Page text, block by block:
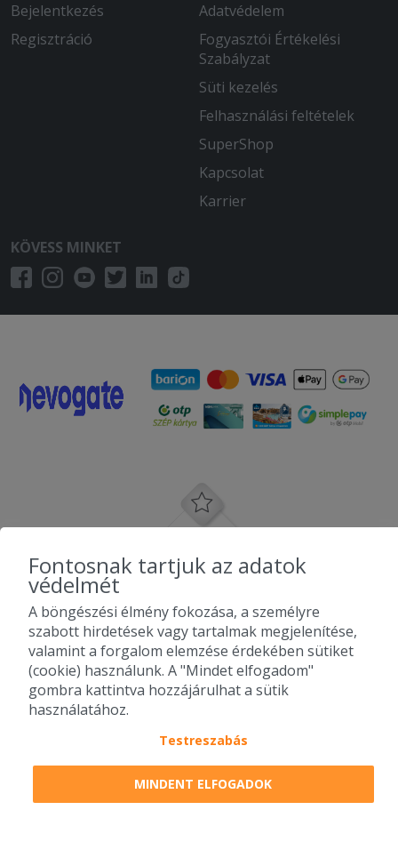
Bejelentkezés
Regisztráció
Adatvédelem
Fogyasztói Értékelési
Szabályzat
Süti kezelés
Felhasználási feltételek
SuperShop
Kapcsolat
Karrier
KÖVESS MINKET
2010-2026 Copyright - Falatozz.hu - Diston-line Kft.
Fontosnak tartjuk az adatok
védelmét
A böngészési élmény fokozása, a személyre
szabott hirdetések vagy tartalmak megjelenítése,
valamint a forgalom elemzése érdekében sütiket
(cookie) használunk. A "Mindet elfogadom"
gombra kattintva hozzájárulhat a sütik
használatához.
Testreszabás
MINDENT ELFOGADOK